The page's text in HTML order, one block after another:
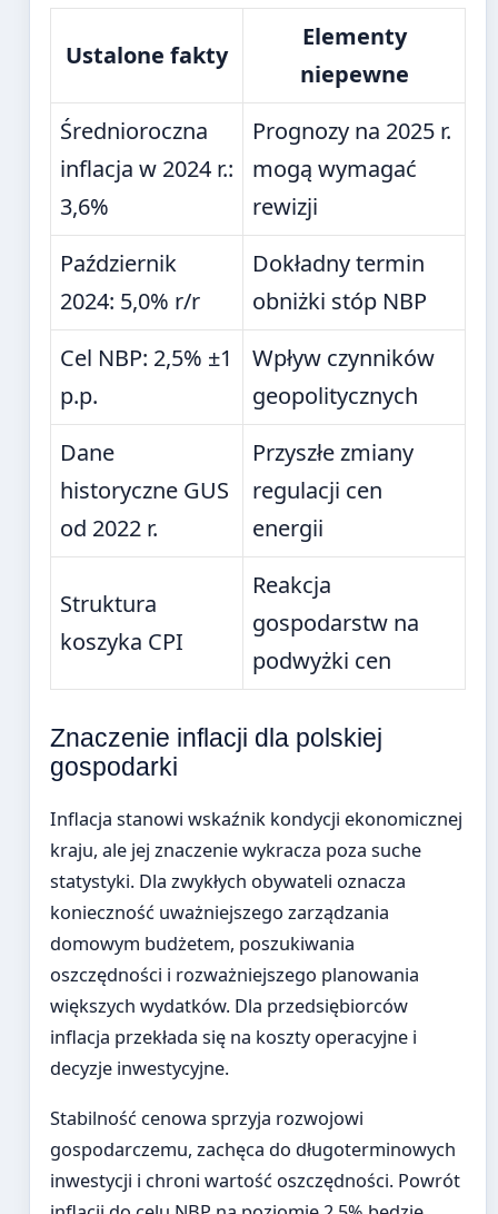
Ustalone fakty
Elementy
niepewne
Średnioroczna
inflacja w 2024 r.:
3,6%
Prognozy na 2025 r.
mogą wymagać
rewizji
Październik
2024: 5,0% r/r
Dokładny termin
obniżki stóp NBP
Cel NBP: 2,5% ±1
p.p.
Wpływ czynników
geopolitycznych
Dane
historyczne GUS
od 2022 r.
Przyszłe zmiany
regulacji cen
energii
Struktura
koszyka CPI
Reakcja
gospodarstw na
podwyżki cen
Znaczenie inflacji dla polskiej
gospodarki
Inflacja stanowi wskaźnik kondycji ekonomicznej
kraju, ale jej znaczenie wykracza poza suche
statystyki. Dla zwykłych obywateli oznacza
konieczność uważniejszego zarządzania
domowym budżetem, poszukiwania
oszczędności i rozważniejszego planowania
większych wydatków. Dla przedsiębiorców
inflacja przekłada się na koszty operacyjne i
decyzje inwestycyjne.
Stabilność cenowa sprzyja rozwojowi
gospodarczemu, zachęca do długoterminowych
inwestycji i chroni wartość oszczędności. Powrót